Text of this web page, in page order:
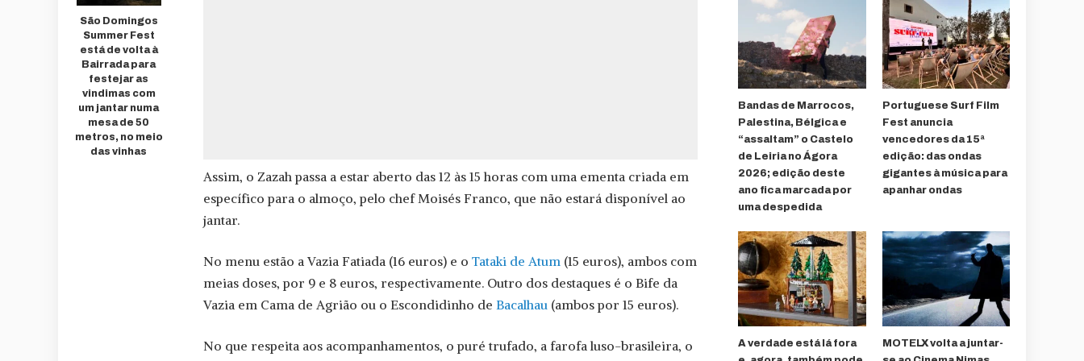
São Domingos
Summer Fest
está de volta à
Bairrada para
festejar as
vindimas com
um jantar numa
mesa de 50
metros, no meio
das vinhas
Assim, o Zazah passa a estar aberto das 12 às 15 horas com uma ementa criada em
específico para o almoço, pelo chef Moisés Franco, que não estará disponível ao
jantar.
No menu estão a Vazia Fatiada (16 euros) e o Tataki de Atum (15 euros), ambos com
meias doses, por 9 e 8 euros, respectivamente. Outro dos destaques é o Bife da
Vazia em Cama de Agrião ou o Escondidinho de Bacalhau (ambos por 15 euros).
No que respeita aos acompanhamentos, o puré trufado, a farofa luso-brasileira, o
Bandas de Marrocos,
Palestina, Bélgica e
“assaltam” o Castelo
de Leiria no Ágora
2026; edição deste
ano fica marcada por
uma despedida
Portuguese Surf Film
Fest anuncia
vencedores da 15ª
edição: das ondas
gigantes à música para
apanhar ondas
A verdade está lá fora
MOTELX volta a juntar-